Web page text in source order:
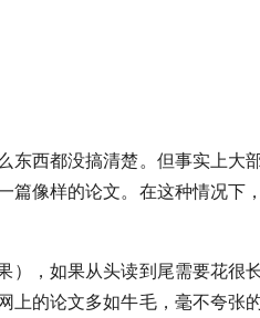
东西都没搞清楚。但事实上大
篇像样的论文。在这种情况下
），如果从头读到尾需要花很
上的论文多如牛毛，毫不夸张